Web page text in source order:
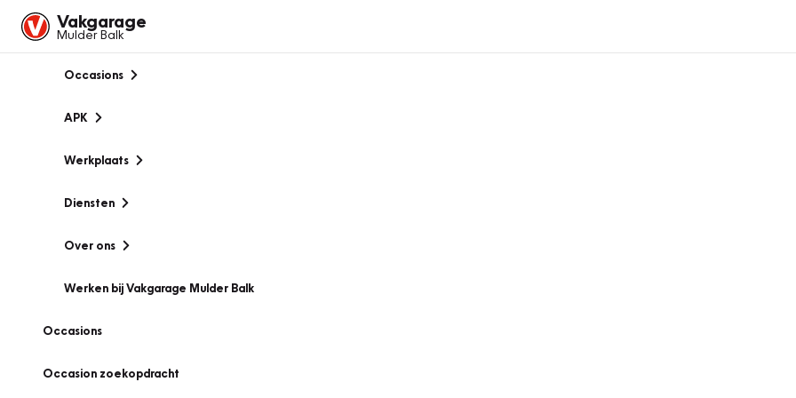
Vakgarage
Mulder Balk
Occasions
APK
Werkplaats
Diensten
Over ons
Werken bij Vakgarage Mulder Balk
Occasions
Occasion zoekopdracht